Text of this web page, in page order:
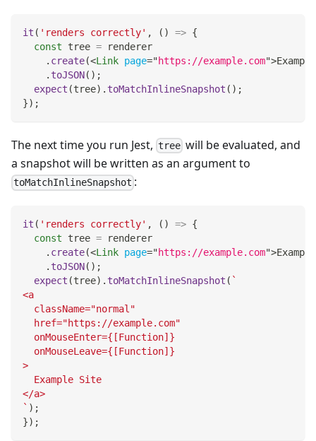
it ( 'renders correctly' , ( ) => {
const tree = renderer
. create(<Link page="https://example.com">
. toJSON( ) ;
expect (tree) . toMatchInlineSnapshot ( ) ;
}) ;
The next time you run Jest, tree will be evaluated, and
a snapshot will be written as an argument to
toMatchInlineSnapshot :
it ( 'renders correctly' , ( ) => {
const tree = renderer
. create(<Link page="https://example.com">
. toJSON( ) ;
expect (tree) . toMatchInlineSnapshot ( `
<a
  className="normal"
  href="https://example.com"
  onMouseEnter={[Function]}
  onMouseLeave={[Function]}
>
  Example Site
</a>
` ) ;
}) ;